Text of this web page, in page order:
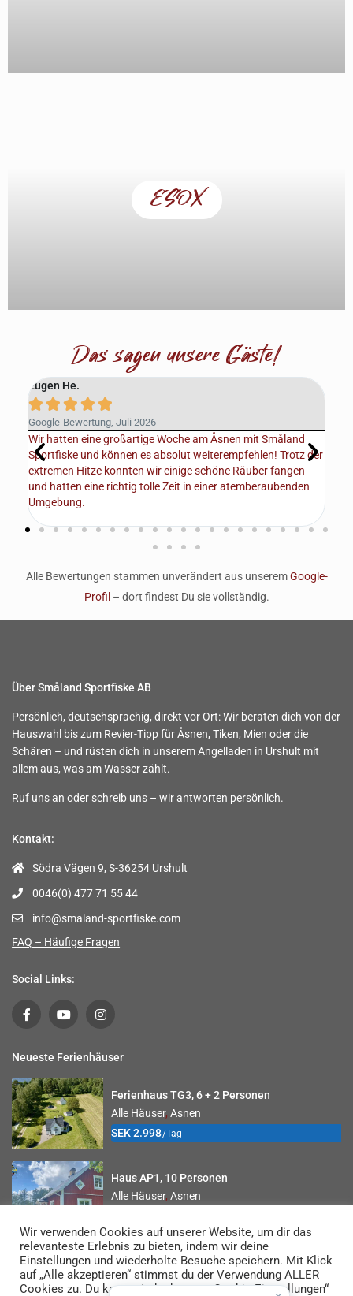
ESOX
Das sagen unsere Gäste!
Eugen He.
    
Google-Bewertung, Juli 2026
Wir hatten eine großartige Woche am Åsnen mit Småland
Sportfiske und können es absolut weiterempfehlen! Trotz der
extremen Hitze konnten wir einige schöne Räuber fangen
und hatten eine richtig tolle Zeit in einer atemberaubenden
Umgebung.
Alle Bewertungen stammen unverändert aus unseremGoogle-
Profil – dort findest Du sie vollständig.
Über Småland Sportfiske AB
Persönlich, deutschsprachig, direkt vor Ort: Wir beraten dich von der
Hauswahl bis zum Revier-Tipp für Åsnen, Tiken, Mien oder die
Schären – und rüsten dich in unserem Angelladen in Urshult mit
allem aus, was am Wasser zählt.
Ruf uns an oder schreib uns – wir antworten persönlich.
Kontakt:
Södra Vägen 9, S-36254 Urshult
0046(0) 477 71 55 44
info@smaland-sportfiske.com
FAQ – Häufige Fragen
Social Links:
Neueste Ferienhäuser
Ferienhaus TG3, 6 + 2 Personen
Alle Häuser, Asnen
SEK 2.998/Tag
Haus AP1, 10 Personen
Alle Häuser, Asnen
© 2026 Småland Sportfiske AB
Wir verwenden Cookies auf unserer Website, um dir das
relevanteste Erlebnis zu bieten, indem wir deine
Einstellungen und wiederholte Besuche speichern. Mit Klick
auf „Alle akzeptieren“ stimmst du der Verwendung ALLER
Cookies zu. Du kannst jedoch unter „Cookie-Einstellungen“